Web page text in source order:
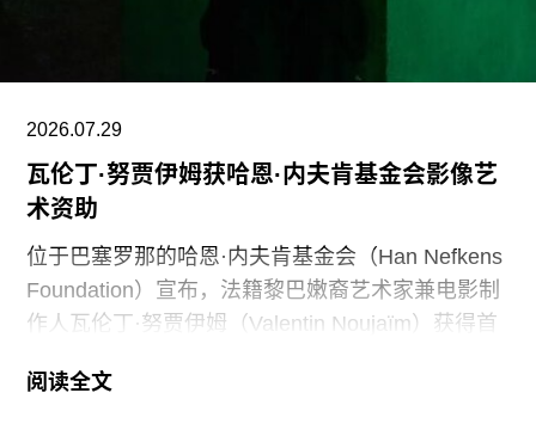
性”。
此外，《纽约时报》今年4月报道称，由于特朗普
试图介入史密森尼学会董事会新成员的任命程序，
相关任命工作被刻意放缓。
2026.07.29
瓦伦丁·努贾伊姆获哈恩·内夫肯基金会影像艺
术资助
位于巴塞罗那的哈恩·内夫肯基金会（Han Nefkens
Foundation）宣布，法籍黎巴嫩裔艺术家兼电影制
作人瓦伦丁·努贾伊姆（Valentin Noujaïm）获得首
在支持地中海沿岸地区艺术家创作新的影像艺术作
阅读全文